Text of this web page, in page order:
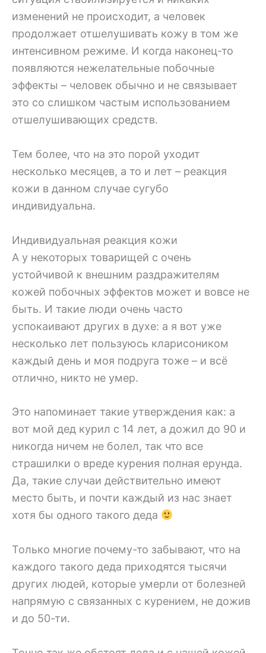
изменений не происходит, а человек
продолжает отшелушивать кожу в том же
интенсивном режиме. И когда наконец-то
появляются нежелательные побочные
эффекты – человек обычно и не связывает
это со слишком частым использованием
отшелушивающих средств.
Тем более, что на это порой уходит
несколько месяцев, а то и лет – реакция
кожи в данном случае сугубо
индивидуальна.
Индивидуальная реакция кожи
А у некоторых товарищей с очень
устойчивой к внешним раздражителям
кожей побочных эффектов может и вовсе не
быть. И такие люди очень часто
успокаивают других в духе: а я вот уже
несколько лет пользуюсь кларисоником
каждый день и моя подруга тоже – и всё
отлично, никто не умер.
Это напоминает такие утверждения как: а
вот мой дед курил с 14 лет, а дожил до 90 и
никогда ничем не болел, так что все
страшилки о вреде курения полная ерунда.
Да, такие случаи действительно имеют
место быть, и почти каждый из нас знает
хотя бы одного такого деда
Только многие почему-то забывают, что на
каждого такого деда приходятся тысячи
других людей, которые умерли от болезней
напрямую с связанных с курением, не дожив
и до 50-ти.